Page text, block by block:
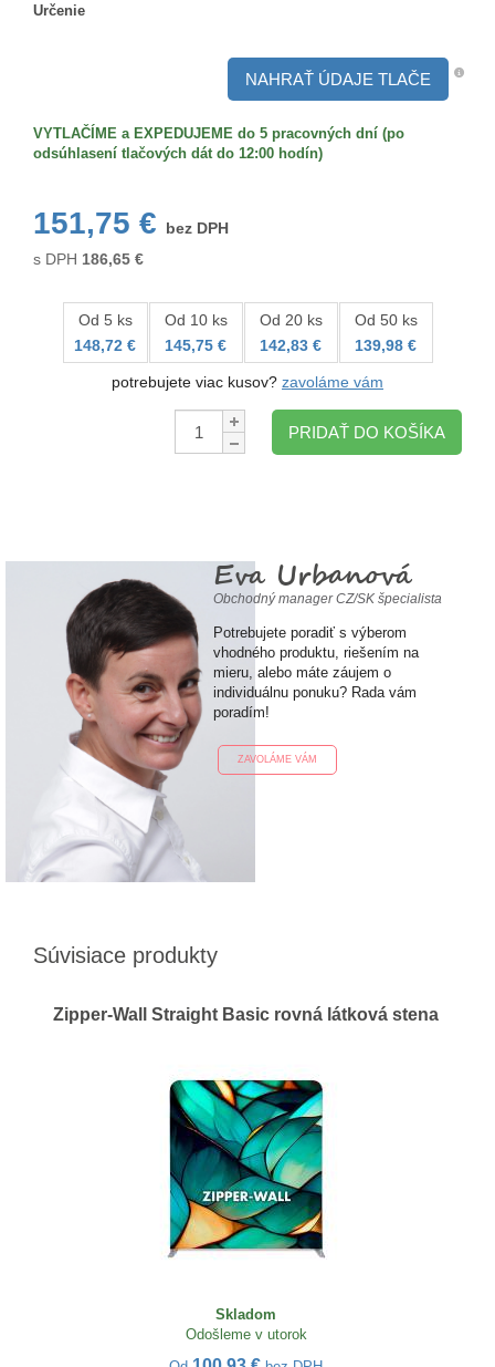
Určenie
NAHRAŤ ÚDAJE TLAČE
VYTLAČÍME a EXPEDUJEME do 5 pracovných dní (po
odsúhlasení tlačových dát do 12:00 hodín)
151,75 €
bez DPH
s DPH 186,65 €
Od 5 ks
148,72 €
Od 10 ks
145,75 €
Od 20 ks
142,83 €
Od 50 ks
139,98 €
potrebujete viac kusov? zavoláme vám
Množstvo:
PRIDAŤ DO KOŠÍKA
Eva Urbanová
Obchodný manager CZ/SK špecialista
Potrebujete poradiť s výberom
vhodného produktu, riešením na
mieru, alebo máte záujem o
individuálnu ponuku? Rada vám
poradím!
ZAVOLÁME VÁM
Súvisiace produkty
Zipper-Wall Straight Basic rovná látková stena
Skladom
Odošleme v utorok